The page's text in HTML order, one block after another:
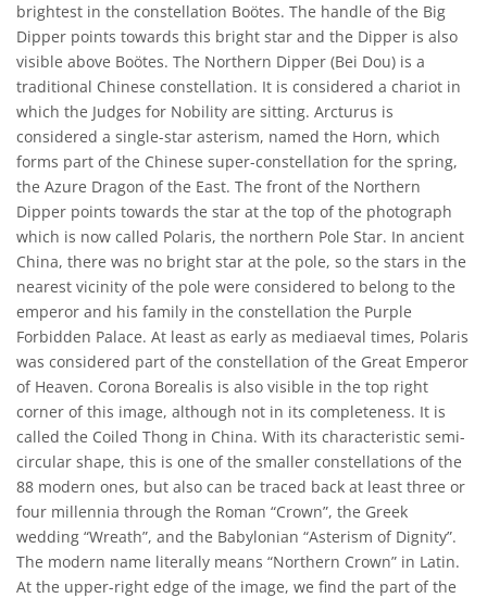
brightest in the constellation Boötes. The handle of the Big
Dipper points towards this bright star and the Dipper is also
visible above Boötes. The Northern Dipper (Bei Dou) is a
traditional Chinese constellation. It is considered a chariot in
which the Judges for Nobility are sitting. Arcturus is
considered a single-star asterism, named the Horn, which
forms part of the Chinese super-constellation for the spring,
the Azure Dragon of the East. The front of the Northern
Dipper points towards the star at the top of the photograph
which is now called Polaris, the northern Pole Star. In ancient
China, there was no bright star at the pole, so the stars in the
nearest vicinity of the pole were considered to belong to the
emperor and his family in the constellation the Purple
Forbidden Palace. At least as early as mediaeval times, Polaris
was considered part of the constellation of the Great Emperor
of Heaven. Corona Borealis is also visible in the top right
corner of this image, although not in its completeness. It is
called the Coiled Thong in China. With its characteristic semi-
circular shape, this is one of the smaller constellations of the
88 modern ones, but also can be traced back at least three or
four millennia through the Roman “Crown”, the Greek
wedding “Wreath”, and the Babylonian “Asterism of Dignity”.
The modern name literally means “Northern Crown” in Latin.
At the upper-right edge of the image, we find the part of the